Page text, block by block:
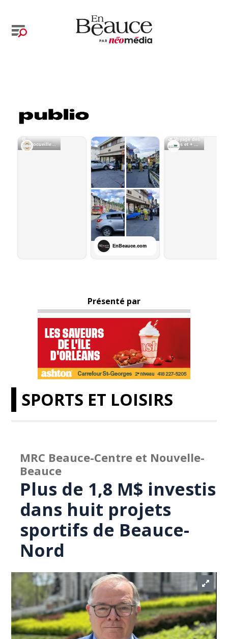
Présenté par
SPORTS ET LOISIRS
MRC Beauce-Centre et Nouvelle-
Beauce
Plus de 1,8 M$ investis
dans huit projets
sportifs de Beauce-
Nord